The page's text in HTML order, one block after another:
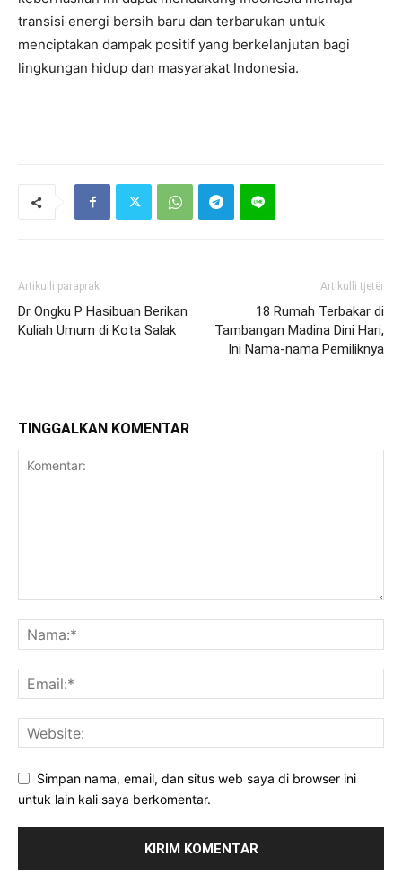
transisi energi bersih baru dan terbarukan untuk
menciptakan dampak positif yang berkelanjutan bagi
lingkungan hidup dan masyarakat Indonesia.
Artikulli paraprak
Dr Ongku P Hasibuan Berikan
Kuliah Umum di Kota Salak
Artikulli tjetër
18 Rumah Terbakar di
Tambangan Madina Dini Hari,
Ini Nama-nama Pemiliknya
TINGGALKAN KOMENTAR
Simpan nama, email, dan situs web saya di browser ini
untuk lain kali saya berkomentar.